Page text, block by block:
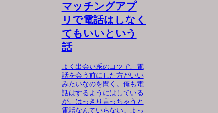
マッチングアプ
リで電話はしなく
てもいいという
話
よく出会い系のコツで、電
話を会う前にした方がいい
みたいなのを聞く。俺も電
話はするようにはしている
が、はっきり言っちゃうと
電話なんていらない。よっ